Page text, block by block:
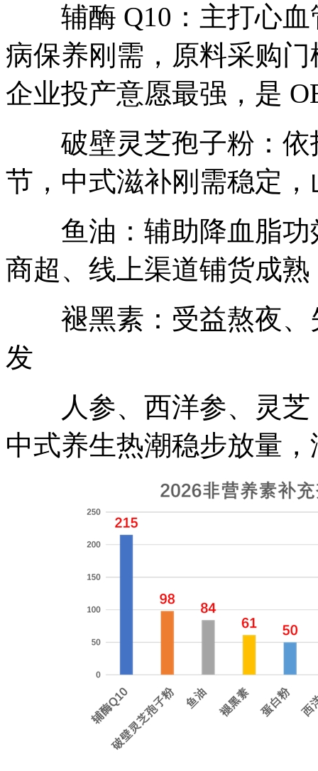
辅酶 Q10：主打心血
病保养刚需，原料采购
企业投产意愿最强，是
破壁灵芝孢子粉：依
节，中式滋补刚需稳定
鱼油：辅助降血脂功
商超、线上渠道铺货成
褪黑素：受益熬夜、
发
人参、西洋参、灵芝
中式养生热潮稳步放量